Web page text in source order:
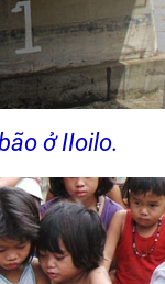
ở IIoilo.